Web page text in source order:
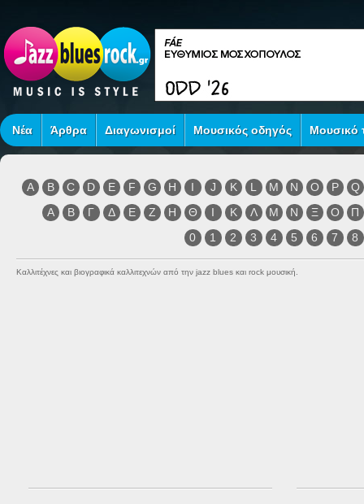
Νέα Άρθρα Διαγωνισμοί Μουσικός οδηγός Μουσικό
A B C D E F G H I J K L M N O P
Q
Α
Β Γ Δ Ε Ζ Η Θ Ι Κ Λ Μ Ν Ξ Ο
Π
0
1 2 3 4 5 6 7 8
Καλλιτέχνες και βιογραφικά καλλιτεχνών από την jazz blues και rock μουσική.